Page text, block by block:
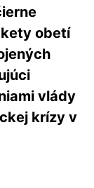
obetí
vlády
krízy v